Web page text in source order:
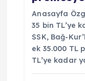
Anasayfa
35 bin TL’ye
SSK, Bağ-
ek 35.000 TL
TL’ye kadar